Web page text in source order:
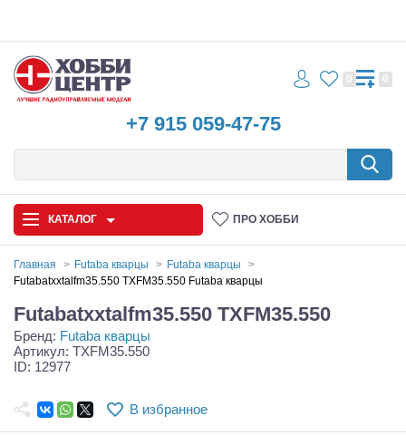
+7 915 059-47-75
0 0
КАТАЛОГ ПРО ХОББИ
Запчасти и аксессуары
Игрушки
Самолеты
Главная Futaba кварцы
Futaba кварцы
Futabatxxtalfm35.550 TXFM35.550 Futaba кварцы
Futabatxxtalfm35.550 TXFM35.550
Бренд: Futaba кварцы
Артикул: TXFM35.550
ID: 12977
В избранное